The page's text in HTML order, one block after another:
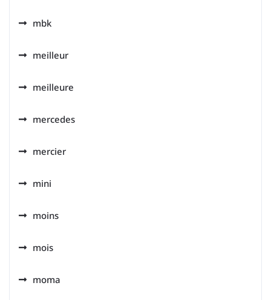
mbk
meilleur
meilleure
mercedes
mercier
mini
moins
mois
moma